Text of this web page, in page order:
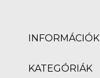
INFORMÁCIÓK
KATEGÓRIÁK